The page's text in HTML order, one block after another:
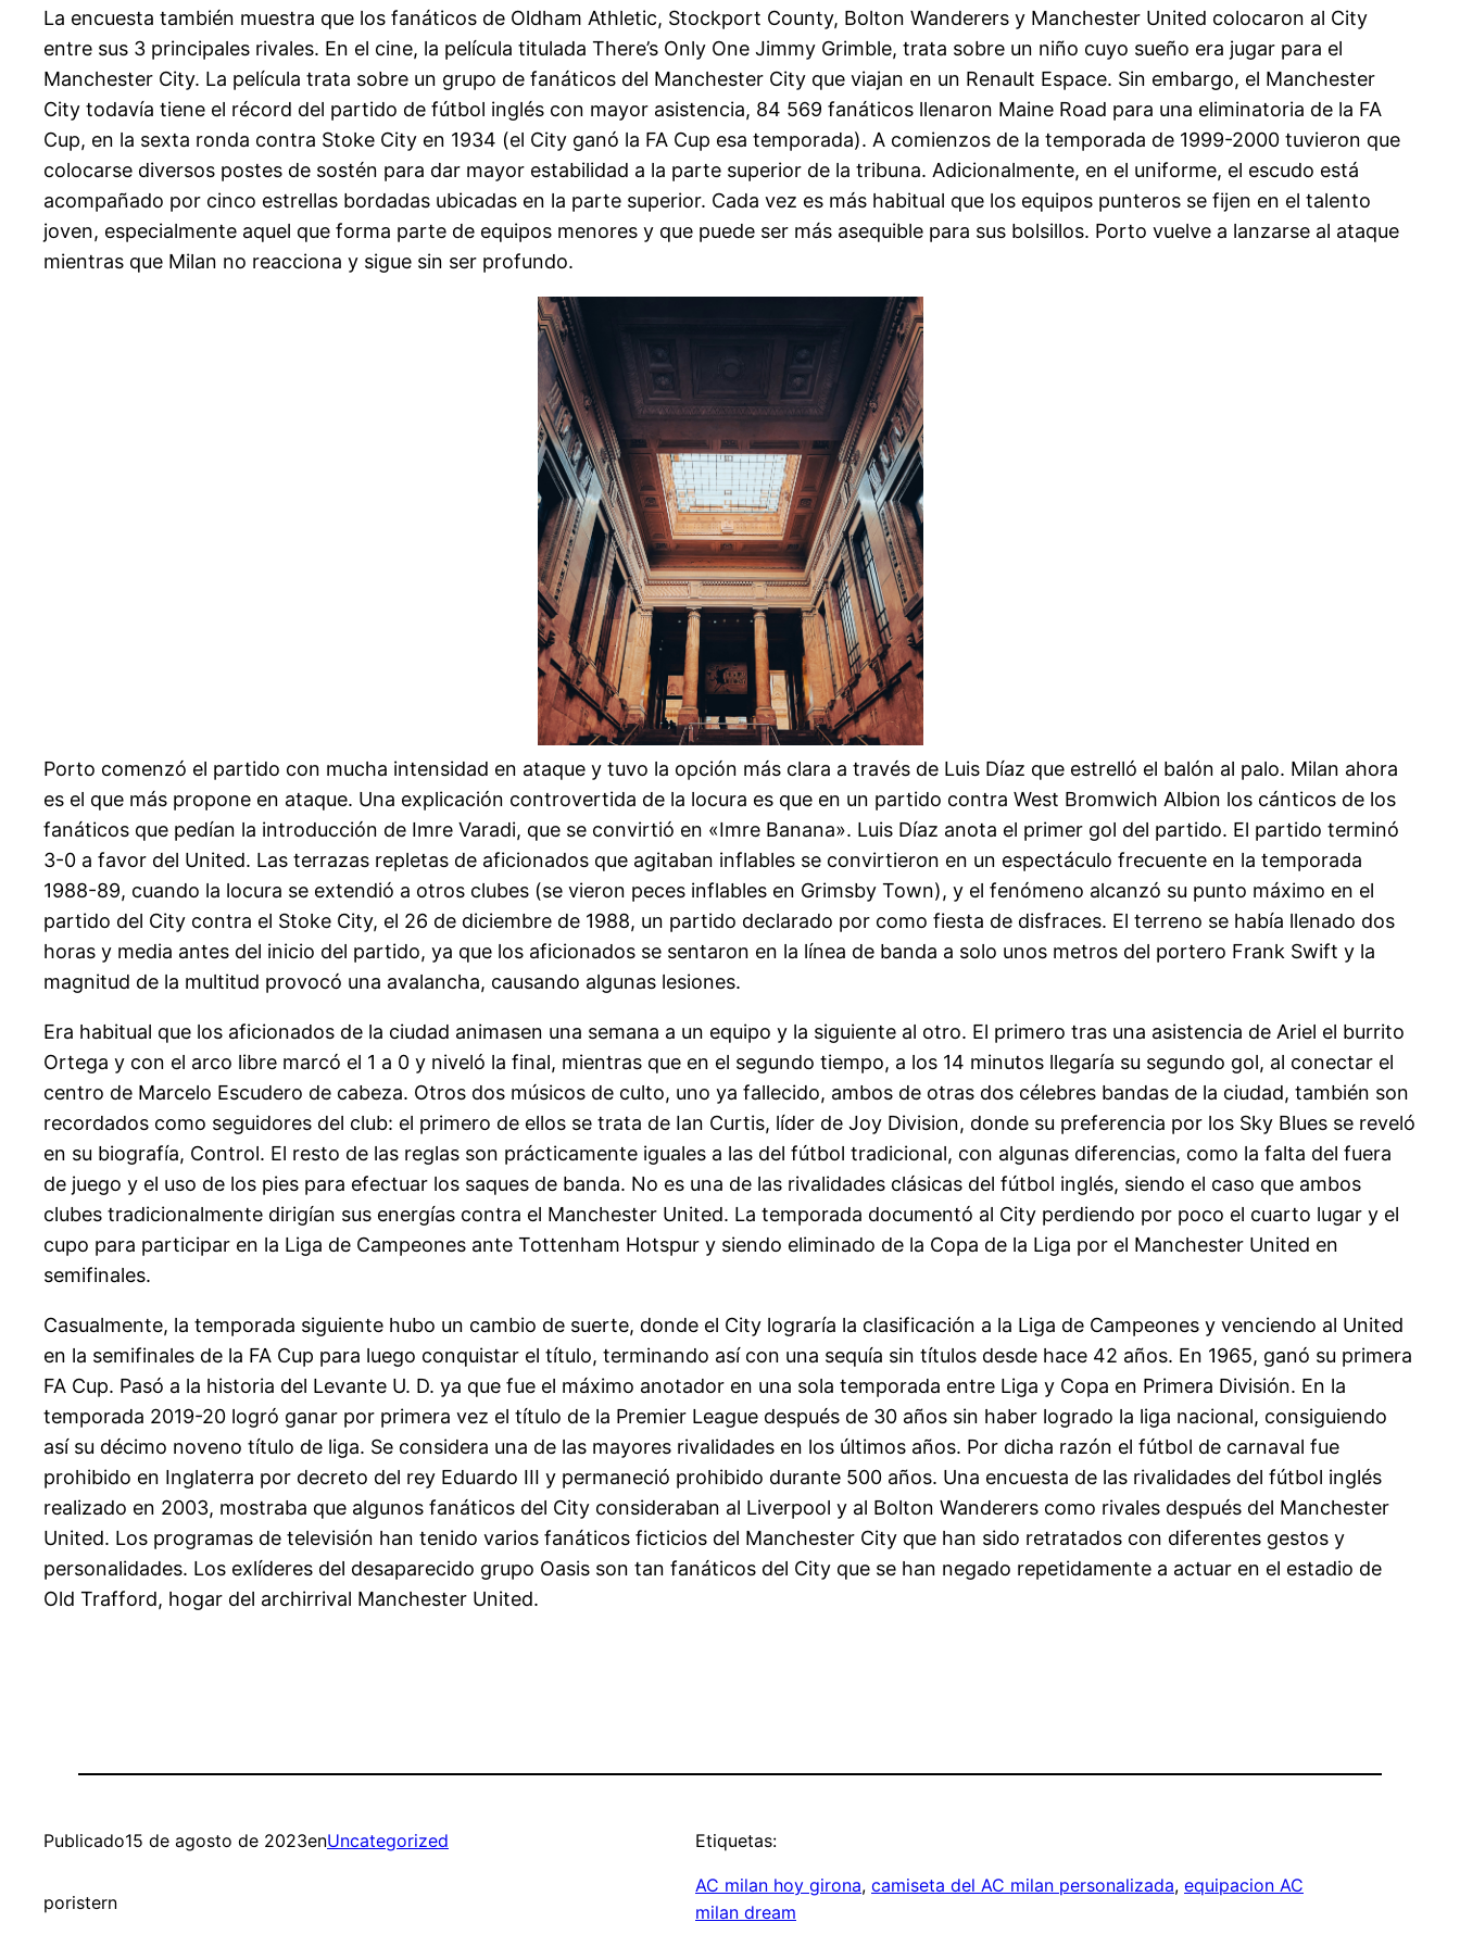
La encuesta también muestra que los fanáticos de Oldham Athletic, Stockport County, Bolton Wanderers y Manchester United colocaron al City
entre sus 3 principales rivales. En el cine, la película titulada There’s Only One Jimmy Grimble, trata sobre un niño cuyo sueño era jugar para el
Manchester City. La película trata sobre un grupo de fanáticos del Manchester City que viajan en un Renault Espace. Sin embargo, el Manchester
City todavía tiene el récord del partido de fútbol inglés con mayor asistencia, 84 569 fanáticos llenaron Maine Road para una eliminatoria de la FA
Cup, en la sexta ronda contra Stoke City en 1934 (el City ganó la FA Cup esa temporada). A comienzos de la temporada de 1999-2000 tuvieron que
colocarse diversos postes de sostén para dar mayor estabilidad a la parte superior de la tribuna. Adicionalmente, en el uniforme, el escudo está
acompañado por cinco estrellas bordadas ubicadas en la parte superior. Cada vez es más habitual que los equipos punteros se fijen en el talento
joven, especialmente aquel que forma parte de equipos menores y que puede ser más asequible para sus bolsillos. Porto vuelve a lanzarse al ataque
mientras que Milan no reacciona y sigue sin ser profundo.
Porto comenzó el partido con mucha intensidad en ataque y tuvo la opción más clara a través de Luis Díaz que estrelló el balón al palo. Milan ahora
es el que más propone en ataque. Una explicación controvertida de la locura es que en un partido contra West Bromwich Albion los cánticos de los
fanáticos que pedían la introducción de Imre Varadi, que se convirtió en «Imre Banana». Luis Díaz anota el primer gol del partido. El partido terminó
3-0 a favor del United. Las terrazas repletas de aficionados que agitaban inflables se convirtieron en un espectáculo frecuente en la temporada
1988-89, cuando la locura se extendió a otros clubes (se vieron peces inflables en Grimsby Town), y el fenómeno alcanzó su punto máximo en el
partido del City contra el Stoke City, el 26 de diciembre de 1988, un partido declarado por como fiesta de disfraces. El terreno se había llenado dos
horas y media antes del inicio del partido, ya que los aficionados se sentaron en la línea de banda a solo unos metros del portero Frank Swift y la
magnitud de la multitud provocó una avalancha, causando algunas lesiones.
Era habitual que los aficionados de la ciudad animasen una semana a un equipo y la siguiente al otro. El primero tras una asistencia de Ariel el burrito
Ortega y con el arco libre marcó el 1 a 0 y niveló la final, mientras que en el segundo tiempo, a los 14 minutos llegaría su segundo gol, al conectar el
centro de Marcelo Escudero de cabeza. Otros dos músicos de culto, uno ya fallecido, ambos de otras dos célebres bandas de la ciudad, también son
recordados como seguidores del club: el primero de ellos se trata de Ian Curtis, líder de Joy Division, donde su preferencia por los Sky Blues se reveló
en su biografía, Control. El resto de las reglas son prácticamente iguales a las del fútbol tradicional, con algunas diferencias, como la falta del fuera
de juego y el uso de los pies para efectuar los saques de banda. No es una de las rivalidades clásicas del fútbol inglés, siendo el caso que ambos
clubes tradicionalmente dirigían sus energías contra el Manchester United. La temporada documentó al City perdiendo por poco el cuarto lugar y el
cupo para participar en la Liga de Campeones ante Tottenham Hotspur y siendo eliminado de la Copa de la Liga por el Manchester United en
semifinales.
Casualmente, la temporada siguiente hubo un cambio de suerte, donde el City lograría la clasificación a la Liga de Campeones y venciendo al United
en la semifinales de la FA Cup para luego conquistar el título, terminando así con una sequía sin títulos desde hace 42 años. En 1965, ganó su primera
FA Cup. Pasó a la historia del Levante U. D. ya que fue el máximo anotador en una sola temporada entre Liga y Copa en Primera División. En la
temporada 2019-20 logró ganar por primera vez el título de la Premier League después de 30 años sin haber logrado la liga nacional, consiguiendo
así su décimo noveno título de liga. Se considera una de las mayores rivalidades en los últimos años. Por dicha razón el fútbol de carnaval fue
prohibido en Inglaterra por decreto del rey Eduardo III y permaneció prohibido durante 500 años. Una encuesta de las rivalidades del fútbol inglés
realizado en 2003, mostraba que algunos fanáticos del City consideraban al Liverpool y al Bolton Wanderers como rivales después del Manchester
United. Los programas de televisión han tenido varios fanáticos ficticios del Manchester City que han sido retratados con diferentes gestos y
personalidades. Los exlíderes del desaparecido grupo Oasis son tan fanáticos del City que se han negado repetidamente a actuar en el estadio de
Old Trafford, hogar del archirrival Manchester United.
Publicado15 de agosto de 2023enUncategorized
poristern
Etiquetas:
AC milan hoy girona, camiseta del AC milan personalizada, equipacion AC
milan dream